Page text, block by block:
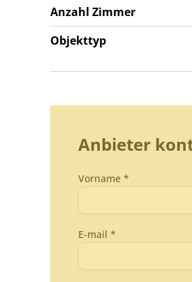
Anzahl Zimmer
Objekttyp
Anbieter
Vorname *
E-mail *